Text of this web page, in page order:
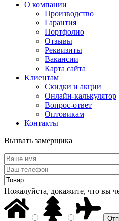
О компании
Производство
Гарантия
Портфолио
Отзывы
Реквизиты
Вакансии
Карта сайта
Клиентам
Скидки и акции
Онлайн-калькулятор
Вопрос-ответ
Оптовикам
Контакты
Вызвать замерщика
Пожалуйста, докажите, что вы